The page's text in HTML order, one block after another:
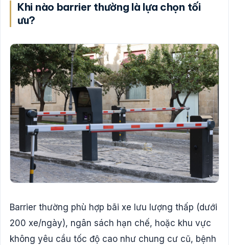
Khi nào barrier thường là lựa chọn tối
ưu?
Barrier thường phù hợp bãi xe lưu lượng thấp (dưới
200 xe/ngày), ngân sách hạn chế, hoặc khu vực
không yêu cầu tốc độ cao như chung cư cũ, bệnh